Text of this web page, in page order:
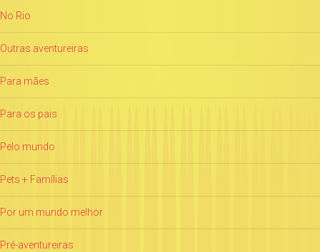
No Rio
Outras aventureiras
Para mães
Para os pais
Pelo mundo
Pets + Famílias
Por um mundo melhor
Pré-aventureiras